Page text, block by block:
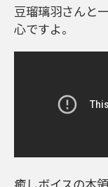
豆瑠璃羽さんと
心ですよ。